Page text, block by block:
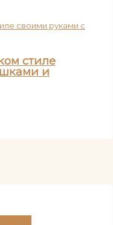
стиле
и